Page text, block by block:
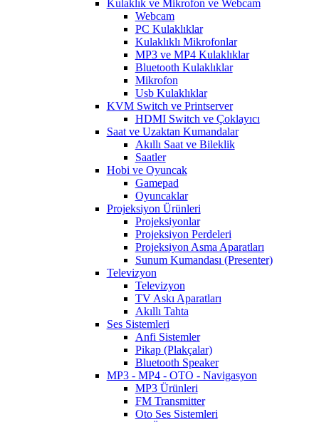
Kulaklık ve Mikrofon ve Webcam
Webcam
PC Kulaklıklar
Kulaklıklı Mikrofonlar
MP3 ve MP4 Kulaklıklar
Bluetooth Kulaklıklar
Mikrofon
Usb Kulaklıklar
KVM Switch ve Printserver
HDMI Switch ve Çoklayıcı
Saat ve Uzaktan Kumandalar
Akıllı Saat ve Bileklik
Saatler
Hobi ve Oyuncak
Gamepad
Oyuncaklar
Projeksiyon Ürünleri
Projeksiyonlar
Projeksiyon Perdeleri
Projeksiyon Asma Aparatları
Sunum Kumandası (Presenter)
Televizyon
Televizyon
TV Askı Aparatları
Akıllı Tahta
Ses Sistemleri
Anfi Sistemler
Pikap (Plakçalar)
Bluetooth Speaker
MP3 - MP4 - OTO - Navigasyon
MP3 Ürünleri
FM Transmitter
Oto Ses Sistemleri